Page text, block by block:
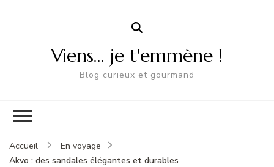
Viens… je t'emmène !
Blog curieux et gourmand
Accueil
En voyage
Akvo : des sandales élégantes et durables